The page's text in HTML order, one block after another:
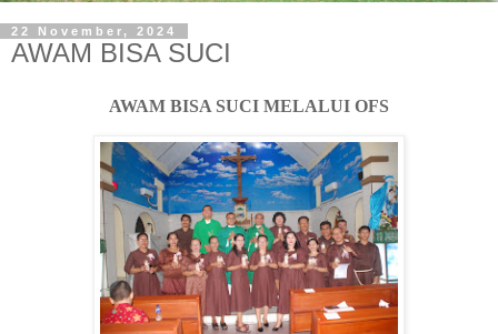
22 November, 2024
AWAM BISA SUCI
AWAM BISA SUCI MELALUI OFS